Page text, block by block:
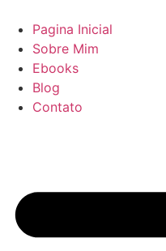
para
conteúdo
Pagina Inicial
Sobre Mim
Ebooks
Blog
Contato